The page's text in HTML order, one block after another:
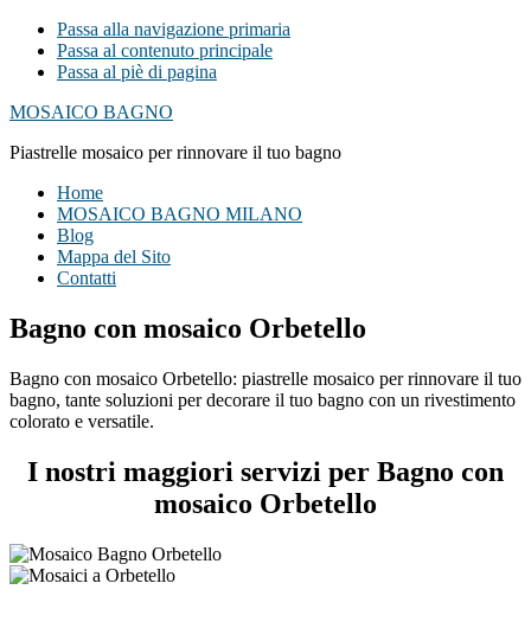
Passa alla navigazione primaria
Passa al contenuto principale
Passa al piè di pagina
MOSAICO BAGNO
Piastrelle mosaico per rinnovare il tuo bagno
Home
MOSAICO BAGNO MILANO
Blog
Mappa del Sito
Contatti
Bagno con mosaico Orbetello
Bagno con mosaico Orbetello: piastrelle mosaico per rinnovare il tuo
bagno, tante soluzioni per decorare il tuo bagno con un rivestimento
colorato e versatile.
I nostri maggiori servizi per Bagno con
mosaico Orbetello